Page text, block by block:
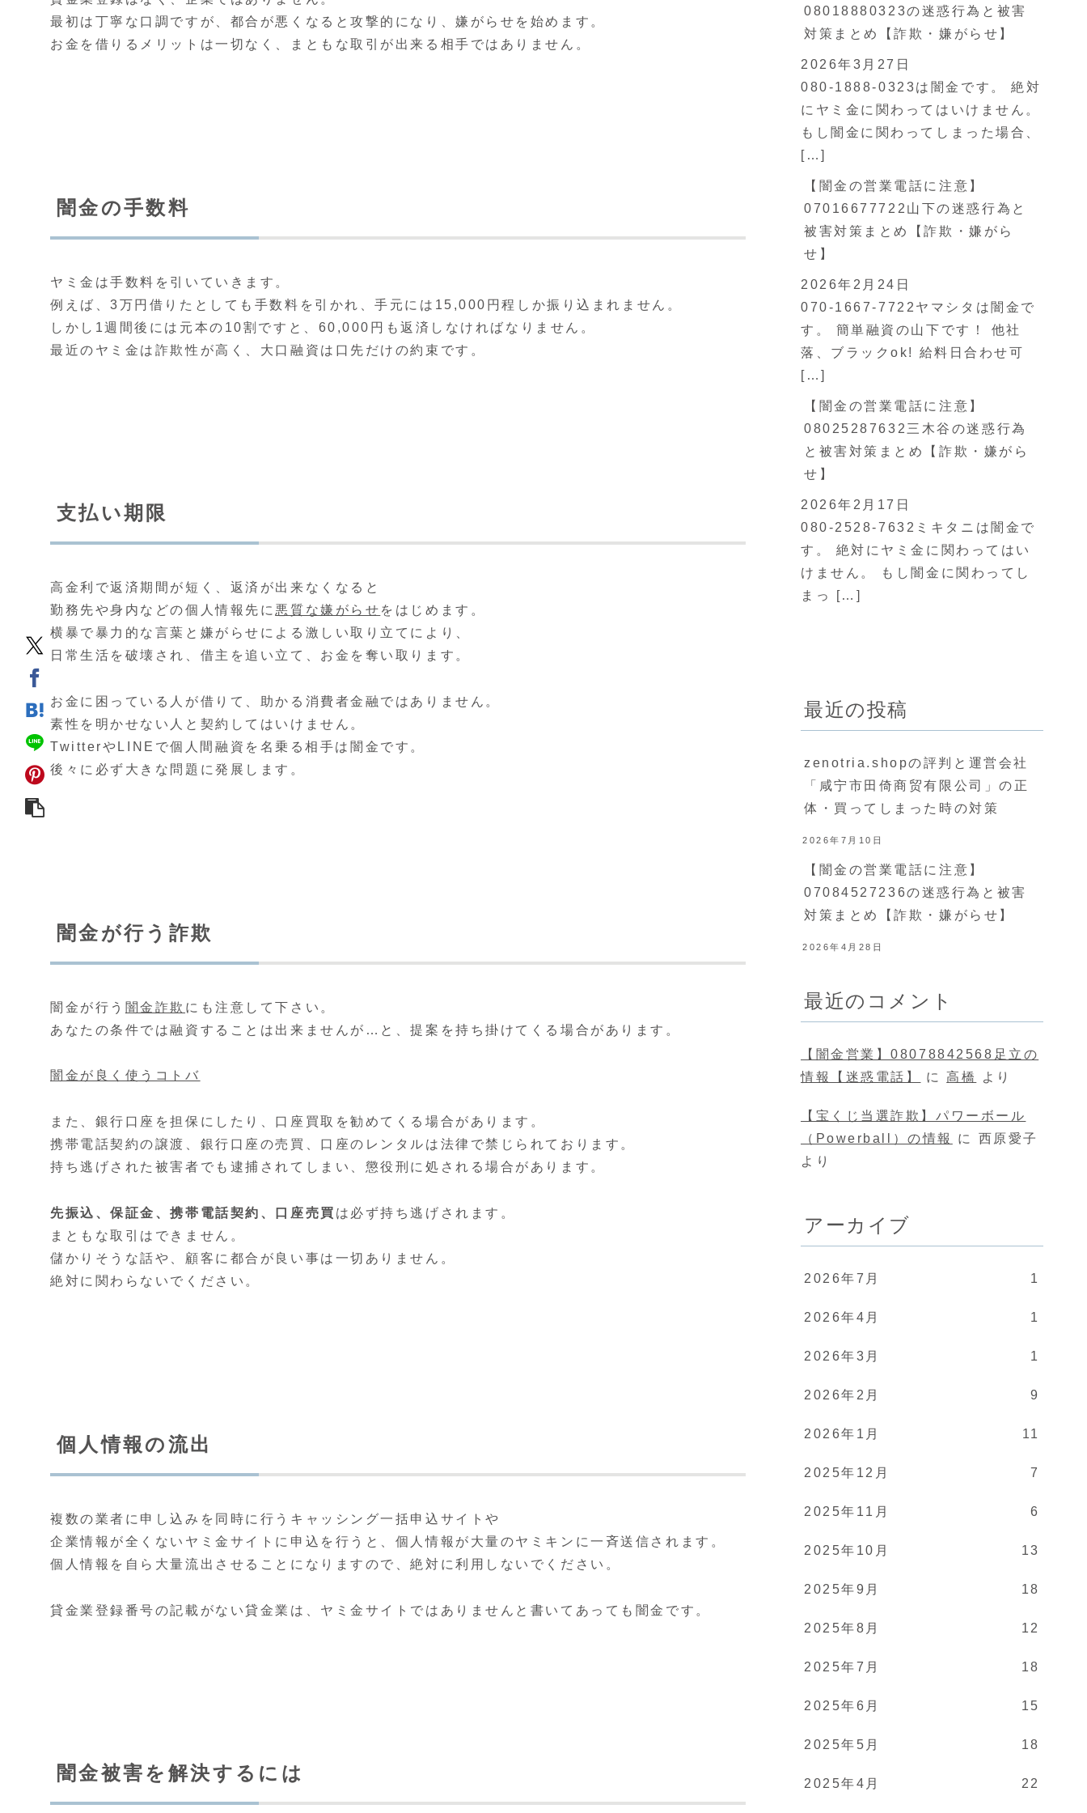
最初は丁寧な口調ですが、都合が悪くなると攻撃的になり、嫌がらせを始めます。
お金を借りるメリットは一切なく、まともな取引が出来る相手ではありません。
闇金の手数料
ヤミ金は手数料を引いていきます。
例えば、3万円借りたとしても手数料を引かれ、手元には15,000円程しか振り込まれません。
しかし1週間後には元本の10割ですと、60,000円も返済しなければなりません。
最近のヤミ金は詐欺性が高く、大口融資は口先だけの約束です。
支払い期限
高金利で返済期間が短く、返済が出来なくなると
勤務先や身内などの個人情報先に 悪質な嫌がらせ をはじめます。
横暴で暴力的な言葉と嫌がらせによる激しい取り立てにより、
日常生活を破壊され、借主を追い立て、お金を奪い取ります。
お金に困っている人が借りて、助かる消費者金融ではありません。
素性を明かせない人と契約してはいけません。
TwitterやLINEで個人間融資を名乗る相手は闇金です。
後々に必ず大きな問題に発展します。
闇金が行う詐欺
闇金が行う 闇金詐欺 にも注意して下さい。
あなたの条件では融資することは出来ませんが…と、提案を持ち掛けてくる場合があります。
闇金が良く使うコトバ
また、銀行口座を担保にしたり、口座買取を勧めてくる場合があります。
携帯電話契約の譲渡、銀行口座の売買、口座のレンタルは法律で禁じられております。
持ち逃げされた被害者でも逮捕されてしまい、懲役刑に処される場合があります。
先振込、保証金、携帯電話契約、口座売買 は必ず持ち逃げされます。
まともな取引はできません。
儲かりそうな話や、顧客に都合が良い事は一切ありません。
絶対に関わらないでください。
個人情報の流出
複数の業者に申し込みを同時に行うキャッシング一括申込サイトや
企業情報が全くないヤミ金サイトに申込を行うと、個人情報が大量のヤミキンに一斉送信されます。
個人情報を自ら大量流出させることになりますので、絶対に利用しないでください。
貸金業登録番号の記載がない貸金業は、ヤミ金サイトではありませんと書いてあっても闇金です。
闇金被害を解決するには
08018880323の迷惑行為と被害
対策まとめ【詐欺・嫌がらせ】
2026年3月27日
080-1888-0323は闇金です。 絶対
にヤミ金に関わってはいけません。
もし闇金に関わってしまった場合、
[…]
【闇金の営業電話に注意】
07016677722山下の迷惑行為と
被害対策まとめ【詐欺・嫌がら
せ】
2026年2月24日
070-1667-7722ヤマシタは闇金で
す。 簡単融資の山下です！ 他社
落、ブラックok! 給料日合わせ可
[…]
【闇金の営業電話に注意】
08025287632三木谷の迷惑行為
と被害対策まとめ【詐欺・嫌がら
せ】
2026年2月17日
080-2528-7632ミキタニは闇金で
す。 絶対にヤミ金に関わってはい
けません。 もし闇金に関わってし
まっ […]
最近の投稿
zenotria.shopの評判と運営会社
「咸宁市田倚商贸有限公司」の正
体・買ってしまった時の対策
2026年7月10日
【闇金の営業電話に注意】
07084527236の迷惑行為と被害
対策まとめ【詐欺・嫌がらせ】
2026年4月28日
最近のコメント
【闇金営業】08078842568足立の
情報【迷惑電話】
に高橋 より
【宝くじ当選詐欺】パワーボール
（Powerball）の情報
に 西原愛子
より
アーカイブ
2026年7月 1
2026年4月 1
2026年3月 1
2026年2月 9
2026年1月 11
2025年12月 7
2025年11月 6
2025年10月 13
2025年9月 18
2025年8月 12
2025年7月 18
2025年6月 15
2025年5月 18
2025年4月 22